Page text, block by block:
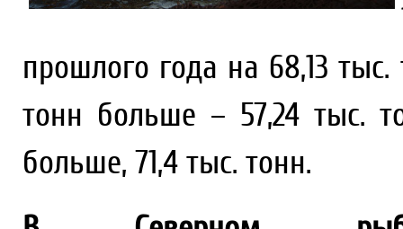
прошлого года на 68,13
тонн больше – 57,24 тыс.
больше, 71,4 тыс. тонн.